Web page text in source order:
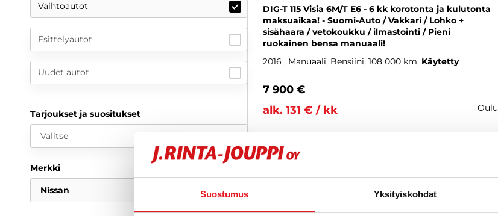
Suostumus Yksityiskohdat
Vaihtoautot
Esittelyautot
Uudet autot
Tarjoukset ja suositukset
Valitse
Merkki
Nissan
DIG-T 115 Visia 6M/T E6 - 6 kk korotonta ja kulutonta
maksuaikaa! - Suomi-Auto / Vakkari / Lohko +
sisähaara / vetokoukku / ilmastointi / Pieni
ruokainen bensa manuaali!
2016 , Manuaali, Bensiini, 108 000 km Käytetty
7 900 €
alk. 131 € / kk
oulu
KATSO TIEDOT